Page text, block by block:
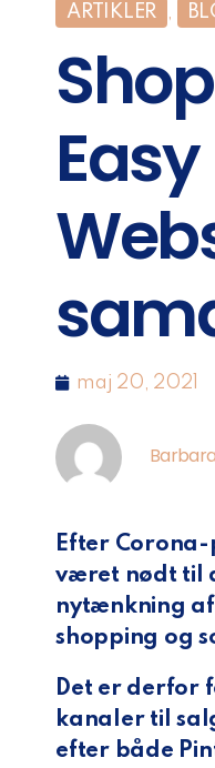
ARTIKLER ,
maj 20, 2021
Efter
været nødt til
nytænkning
shopping og
Det er derfor
kanaler til
efter både